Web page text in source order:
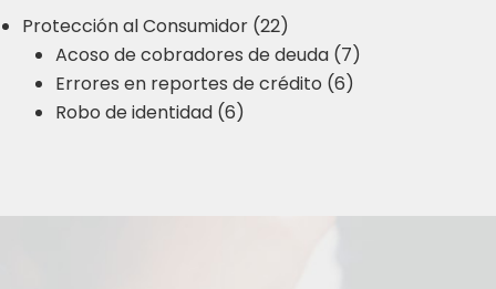
Protección al Consumidor (22)
Acoso de cobradores de deuda (7)
Errores en reportes de crédito (6)
Robo de identidad (6)